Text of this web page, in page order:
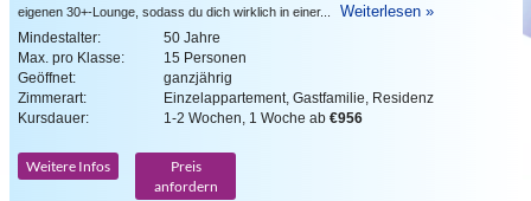
eigenen 30+-Lounge, sodass du dich wirklich in einer...
Weiterlesen »
Mindestalter:
50 Jahre
Max. pro Klasse:
15 Personen
Geöffnet:
ganzjährig
Zimmerart:
Einzelappartement, Gastfamilie, Residenz
Kursdauer:
1-2 Wochen, 1 Woche ab €956
Weitere Infos
Preis
anfordern